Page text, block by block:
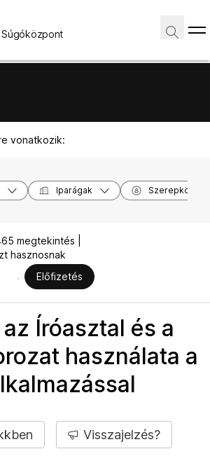
Súgóközpont
vonatkozik:
Iparágak Szerepkörök
megtekintés |
hasznosnak
Előfizetés
Íróasztal és a
használata a
Visszajelzés?